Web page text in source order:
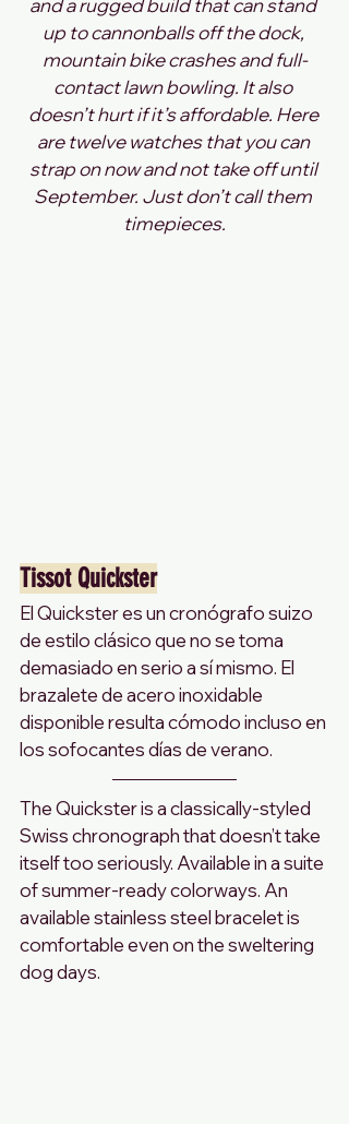
and a rugged build that can stand
up to cannonballs off the dock,
mountain bike crashes and full-
contact lawn bowling. It also
doesn’t hurt if it’s affordable. Here
are twelve watches that you can
strap on now and not take off until
September. Just don’t call them
timepieces.
Tissot Quickster
El Quickster es un cronógrafo suizo
de estilo clásico que no se toma
demasiado en serio a sí mismo. El
brazalete de acero inoxidable
disponible resulta cómodo incluso en
los sofocantes días de verano.
The Quickster is a classically-styled
Swiss chronograph that doesn’t take
itself too seriously. Available in a suite
of summer-ready colorways. An
available stainless steel bracelet is
comfortable even on the sweltering
dog days.